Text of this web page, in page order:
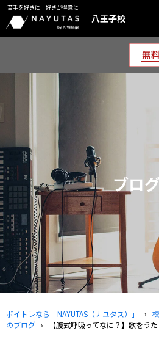
苦手を好きに 好きが得意に
八王子校
ブログ
ボイトレなら「NAYUTAS（ナユタス）」 ›
のブログ › 【腹式呼吸ってなに？】歌をう